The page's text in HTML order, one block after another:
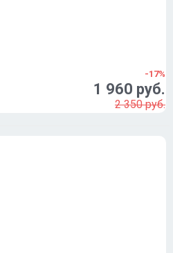
-17%
1 960 руб.
2 350 руб.